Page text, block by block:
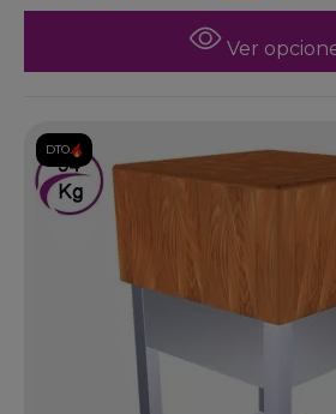
Ver
DTO.